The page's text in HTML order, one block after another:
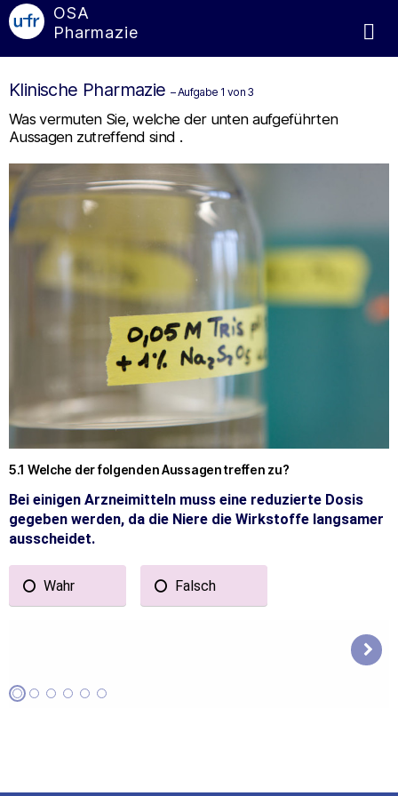
OSA
Pharmazie
Klinische Pharmazie – Aufgabe 1 von 3
Was vermuten Sie, welche der unten aufgeführten
Aussagen zutreffend sind .
5.1 Welche der folgenden Aussagen treffen zu?